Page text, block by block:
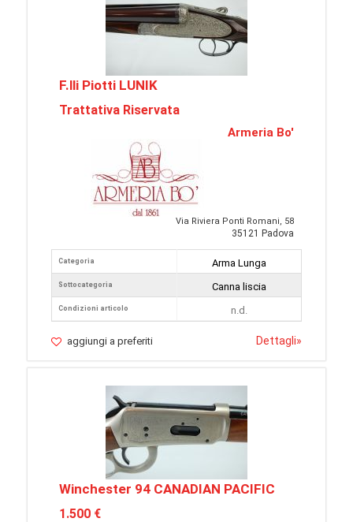
F.lli Piotti LUNIK
Trattativa Riservata
Armeria Bo'
Via Riviera Ponti Romani, 58
35121 Padova
Categoria
Sottocategoria
Condizioni articolo
Arma Lunga
Canna liscia
n.d.
aggiungi a preferiti Dettagli»
Winchester 94 CANADIAN PACIFIC
1.500 €